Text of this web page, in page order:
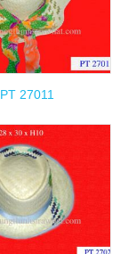
PT 27011